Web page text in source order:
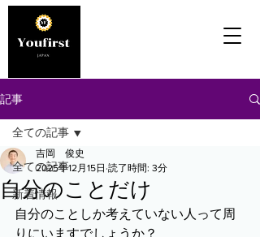
記事
全ての記事
新着情報
全ての記事
自分のことだけ
吉岡 俊史
2025年12月15日 読了時間: 3分
自分のことしか考えていない人って周
りにいますでしょうか？